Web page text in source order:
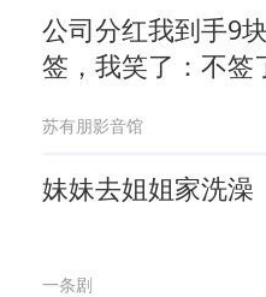
公司分红我到手9
签，我笑了：不签
苏有朋影音馆
妹妹去姐姐家洗澡
一条剧